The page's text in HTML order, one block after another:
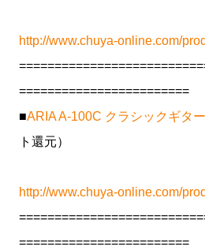
http://www.chuya-online.com/
========================
■ARIA A-100C クラシックギター
ト還元）
http://www.chuya-online.com/
========================